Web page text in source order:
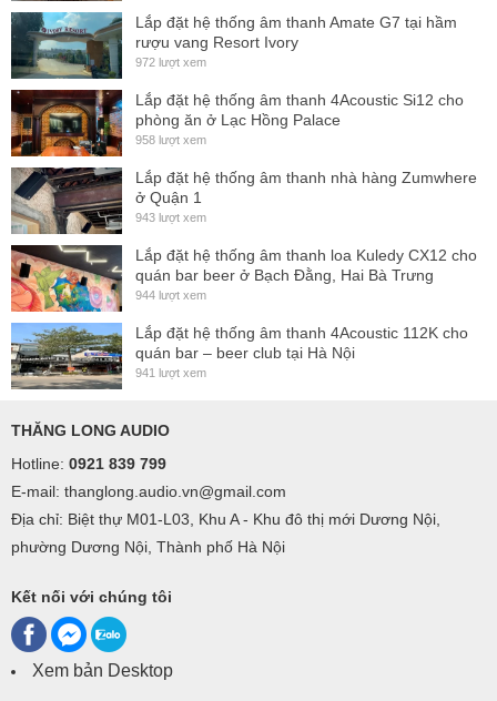
TPDlà model âm ly chuyên nghiệp cao cấp của thương
hiệu AMATE, được sản xuất và nhập khẩu trực tiếp từ Tây
Ban Nha
Thông số kỹ thuật
Sensitivity:1.5 V
Input Impedance:20 kΩ
Output Power(1)
L & R 250 + 250 W @ 8 Ω / 500 + 500 W @ 4 Ω
Subwoofer 900 W @ 8 Ω / 1000 W @ 4 Ω
Average Current draw2:3 A @ 230 V AV
Frequency Response (adjustable DSP)
Damping Factor (1 kHz @ 8 Ω):L & R > 560, Subwoofer
> 320
Crosstalk:65 dB
THD:
S/N Ratio (A-weighted):
Mains:85~240 V AC- 50/60 Hz
Lắp đặt hệ thống âm thanh Amate G7 tại hầm
rượu vang Resort Ivory
972 lượt xem
Lắp đặt hệ thống âm thanh 4Acoustic Si12 cho
phòng ăn ở Lạc Hồng Palace
958 lượt xem
Lắp đặt hệ thống âm thanh nhà hàng Zumwhere
ở Quận 1
943 lượt xem
Lắp đặt hệ thống âm thanh loa Kuledy CX12 cho
quán bar beer ở Bạch Đằng, Hai Bà Trưng
944 lượt xem
Lắp đặt hệ thống âm thanh 4Acoustic 112K cho
quán bar – beer club tại Hà Nội
941 lượt xem
THĂNG LONG AUDIO
Hotline: 0921 839 799
E-mail: thanglong.audio.vn@gmail.com
Địa chỉ: Biệt thự M01-L03, Khu A - Khu đô thị mới Dương Nội,
phường Dương Nội, Thành phố Hà Nội
Kết nối với chúng tôi
Xem bản Desktop